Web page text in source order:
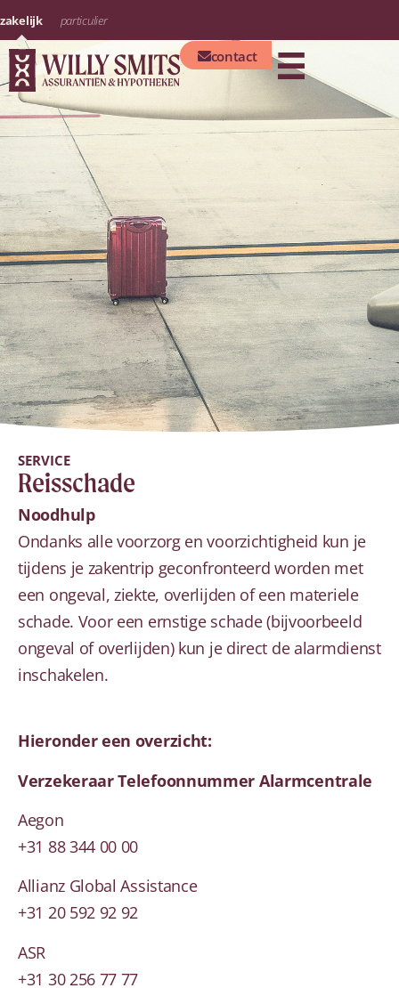
zakelijk particulier
contact
SERVICE
Reisschade
Noodhulp
Ondanks alle voorzorg en voorzichtigheid kun je
tijdens je zakentrip geconfronteerd worden met
een ongeval, ziekte, overlijden of een materiele
schade. Voor een ernstige schade (bijvoorbeeld
ongeval of overlijden) kun je direct de alarmdienst
inschakelen.
Hieronder een overzicht:
Verzekeraar Telefoonnummer Alarmcentrale
Aegon
+31 88 344 00 00
Allianz Global Assistance
+31 20 592 92 92
ASR
+31 30 256 77 77